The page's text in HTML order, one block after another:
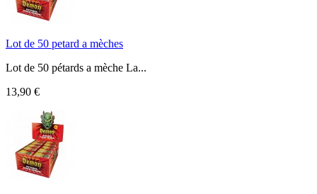
Lot de 50 petard a mèches
Lot de 50 pétards a mèche La...
13,90 €